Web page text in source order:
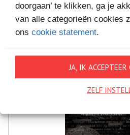
doorgaan’ te klikken, ga je
van alle categorieën cookies
ons cookie statement.
JA, IK ACCEPTEER
ZELF